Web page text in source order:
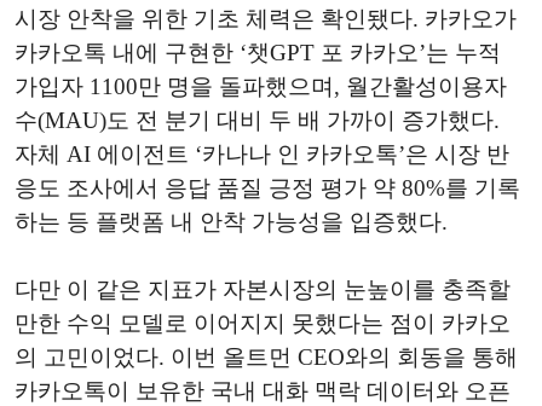
시장 안착을 위한 기초 체력은 확인됐다. 카카오가
카카오톡 내에 구현한 ‘챗GPT 포 카카오’는 누적
가입자 1100만 명을 돌파했으며, 월간활성이용자
수(MAU)도 전 분기 대비 두 배 가까이 증가했다.
자체 AI 에이전트 ‘카나나 인 카카오톡’은 시장 반
응도 조사에서 응답 품질 긍정 평가 약 80%를 기록
하는 등 플랫폼 내 안착 가능성을 입증했다.
다만 이 같은 지표가 자본시장의 눈높이를 충족할
만한 수익 모델로 이어지지 못했다는 점이 카카오
의 고민이었다. 이번 올트먼 CEO와의 회동을 통해
카카오톡이 보유한 국내 대화 맥락 데이터와 오픈